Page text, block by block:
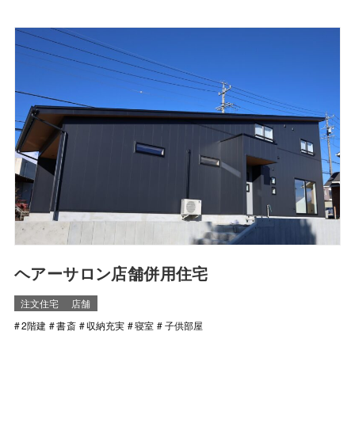
ヘアーサロン店舗併用住宅
注文住宅
店舗
2階建
書斎 収納充実 寝室 子供部屋